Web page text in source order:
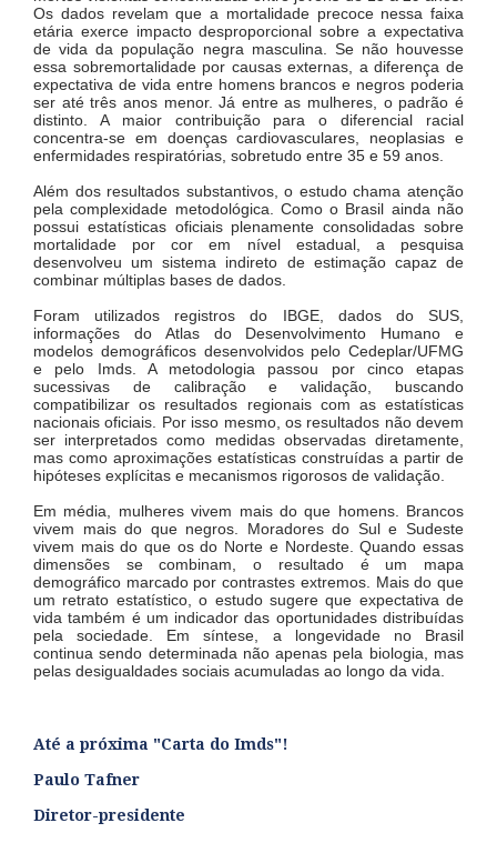
Os dados revelam que a mortalidade precoce nessa faixa
etária exerce impacto desproporcional sobre a expectativa
de vida da população negra masculina. Se não houvesse
essa sobremortalidade por causas externas, a diferença de
expectativa de vida entre homens brancos e negros poderia
ser até três anos menor. Já entre as mulheres, o padrão é
distinto. A maior contribuição para o diferencial racial
concentra-se em doenças cardiovasculares, neoplasias e
enfermidades respiratórias, sobretudo entre 35 e 59 anos.
Além dos resultados substantivos, o estudo chama atenção
pela complexidade metodológica. Como o Brasil ainda não
possui estatísticas oficiais plenamente consolidadas sobre
mortalidade por cor em nível estadual, a pesquisa
desenvolveu um sistema indireto de estimação capaz de
combinar múltiplas bases de dados.
Foram utilizados registros do IBGE, dados do SUS,
informações do Atlas do Desenvolvimento Humano e
modelos demográficos desenvolvidos pelo Cedeplar/UFMG
e pelo Imds. A metodologia passou por cinco etapas
sucessivas de calibração e validação, buscando
compatibilizar os resultados regionais com as estatísticas
nacionais oficiais. Por isso mesmo, os resultados não devem
ser interpretados como medidas observadas diretamente,
mas como aproximações estatísticas construídas a partir de
hipóteses explícitas e mecanismos rigorosos de validação.
Em média, mulheres vivem mais do que homens. Brancos
vivem mais do que negros. Moradores do Sul e Sudeste
vivem mais do que os do Norte e Nordeste. Quando essas
dimensões se combinam, o resultado é um mapa
demográfico marcado por contrastes extremos. Mais do que
um retrato estatístico, o estudo sugere que expectativa de
vida também é um indicador das oportunidades distribuídas
pela sociedade. Em síntese, a longevidade no Brasil
continua sendo determinada não apenas pela biologia, mas
pelas desigualdades sociais acumuladas ao longo da vida.
Até a próxima "Carta do Imds"!
Paulo Tafner
Diretor-presidente